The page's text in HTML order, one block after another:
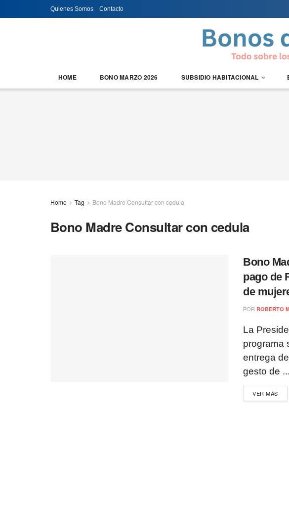
Quienes Somos Contacto
HOME BONO MARZO 2026 SUBSIDIO HABITACIONAL
Home Tag Bono Madre Consultar con cedula
Bono Madre Consultar con cedula
Bono
pago de
de
POR ROBERTO
La
programa
entrega
gesto de ...
VER MÁS